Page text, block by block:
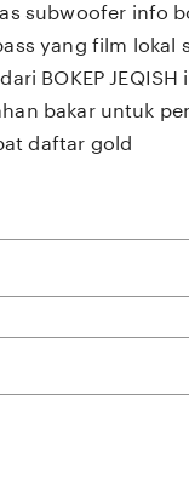
subwoofer info
yang film lokal
BOKEP
bakar untuk
daftar gold